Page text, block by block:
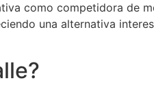
como competidora de
una alternativa